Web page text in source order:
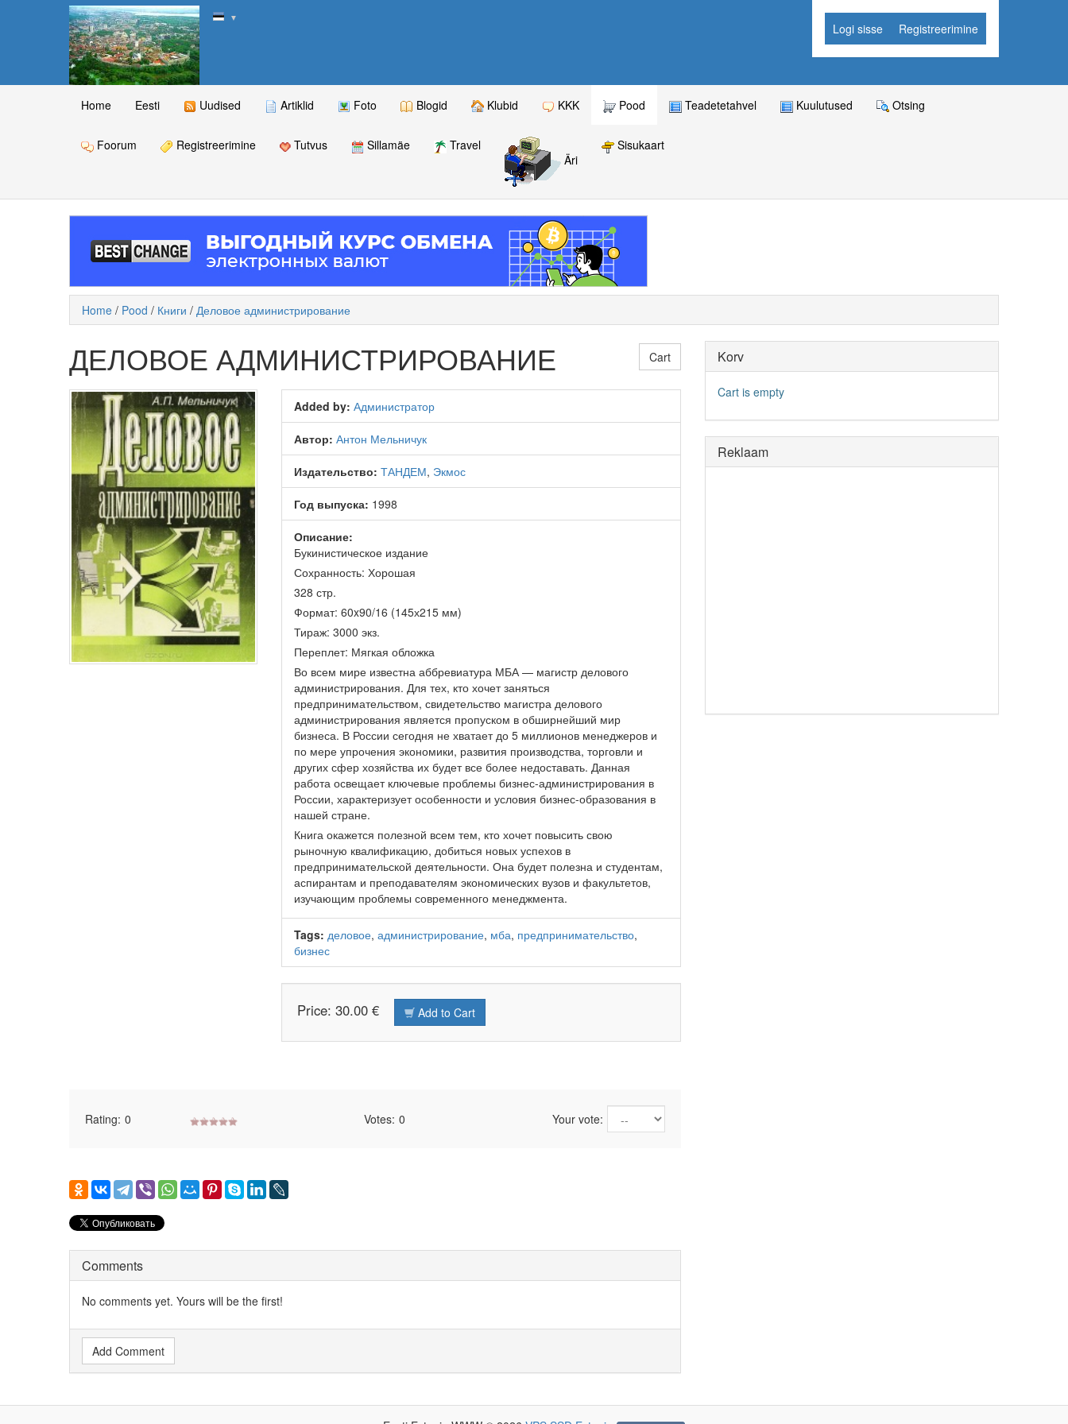
▼
Logi sisse Registreerimine
Home Eesti Uudised Artiklid Foto Blogid Klubid KKK Pood Teadetetahvel Kuulutused Otsing
Foorum Registreerimine Tutvus Sillamäe
Travel
Äri
Sisukaart
Home / Pood / Книги / Деловое администрирование
Cart
ДЕЛОВОЕ АДМИНИСТРИРОВАНИЕ
Added by: Администратор
Автор: Антон Мельничук
Издательство: ТАНДЕМ, Экмос
Год выпуска: 1998
Описание:
Букинистическое издание
Сохранность: Хорошая
328 стр.
Формат: 60x90/16 (145х215 мм)
Тираж: 3000 экз.
Переплет: Мягкая обложка
Во всем мире известна аббревиатура МБА — магистр делового
администрирования. Для тех, кто хочет заняться
предпринимательством, свидетельство магистра делового
администрирования является пропуском в обширнейший мир
бизнеса. В России сегодня не хватает до 5 миллионов менеджеров и
по мере упрочения экономики, развития производства, торговли и
других сфер хозяйства их будет все более недоставать. Данная
работа освещает ключевые проблемы бизнес-администрирования в
России, характеризует особенности и условия бизнес-образования в
нашей стране.
Книга окажется полезной всем тем, кто хочет повысить свою
рыночную квалификацию, добиться новых успехов в
предпринимательской деятельности. Она будет полезна и студентам,
аспирантам и преподавателям экономических вузов и факультетов,
изучающим проблемы современного менеджмента.
Tags: деловое, администрирование, мба, предпринимательство,
бизнес
Price: 30.00 € Add to Cart
Rating: 0 Votes: 0 Your vote:
Comments
No comments yet. Yours will be the first!
Add Comment
Korv
Cart is empty
Reklaam